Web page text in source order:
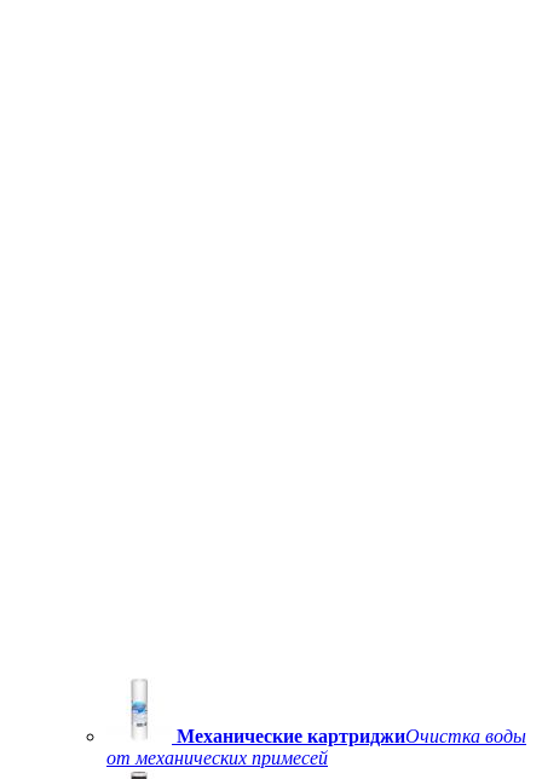
Механические картриджиОчистка воды
от механических примесей